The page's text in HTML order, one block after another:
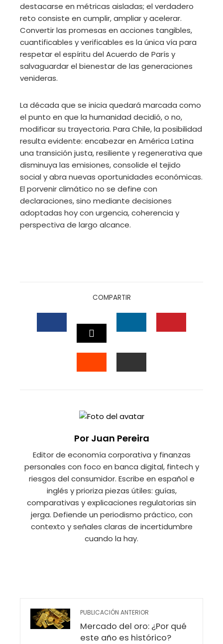
destacarse en métricas aisladas; el verdadero
reto consiste en cumplir, ampliar y acelerar.
Convertir las promesas en acciones tangibles,
cuantificables y verificables es la única vía para
respetar el espíritu del Acuerdo de París y
salvaguardar el bienestar de las generaciones
venideras.
La década que se inicia quedará marcada como
el punto en que la humanidad decidió, o no,
modificar su trayectoria. Para Chile, la posibilidad
resulta evidente: encabezar en América Latina
una transición justa, resiliente y regenerativa que
disminuya las emisiones, consolide el tejido
social y abra nuevas oportunidades económicas.
El porvenir climático no se define con
declaraciones, sino mediante decisiones
adoptadas hoy con urgencia, coherencia y
perspectiva de largo alcance.
COMPARTIR
FACEBOOK
TWITTER
Por Juan Pereira
Editor de economía corporativa y finanzas
personales con foco en banca digital, fintech y
riesgos del consumidor. Escribe en español e
inglés y prioriza piezas útiles: guías,
comparativas y explicaciones regulatorias sin
jerga. Defiende un periodismo práctico, con
contexto y señales claras de incertidumbre
cuando la hay.
PUBLICACIÓN ANTERIOR
Mercado del oro: ¿Por qué
este año es histórico?